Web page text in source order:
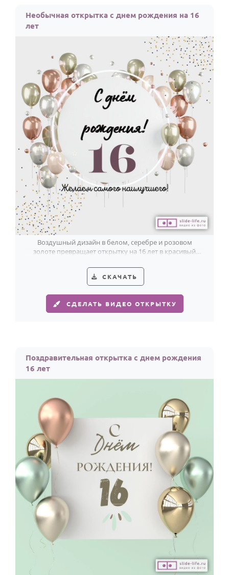
Необычная открытка с днем рождения на 16
лет
Воздушный дизайн в белом, серебре и розовом
золоте превращает открытку на 16 лет в красивый
СКАЧАТЬ
СДЕЛАТЬ ВИДЕО ОТКРЫТКУ
Поздравительная открытка с днем рождения
16 лет